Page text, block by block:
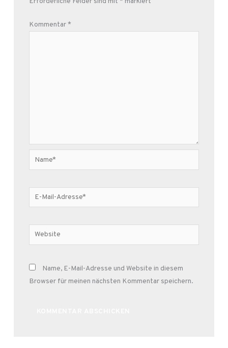
Kommentar*
Name*
E-
Mail-
Website
Name, E-Mail-Adresse und Website in diesem
Browser für meinen nächsten Kommentar speichern.